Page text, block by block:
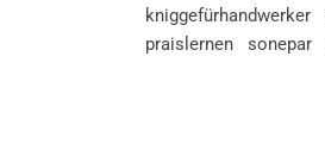
kniggefürhandwerker
praislernen
sonepar